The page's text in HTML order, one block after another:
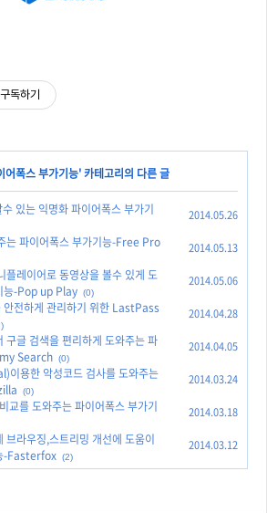
구독하기
어폭스 부가기능' 카테고리의 다른 글
있는 익명화 파이어폭스 부가기
2014.05.26
는 파이어폭스 부가기능-Free Pro
2014.05.13
플레이어로 동영상을 볼수 있게 도
능-Pop up Play (0)
2014.05.06
안전하게 관리하기 위한 LastPass
2014.04.28
구글 검색을 편리하게 도와주는 파
Search (0)
2014.04.05
이용한 악성코드 검사를 도와주는
(0)
2014.03.24
교를 도와주는 파이어폭스 부가기
2014.03.18
브라우징,스트리밍 개선에 도움이
-Fasterfox (2)
2014.03.12